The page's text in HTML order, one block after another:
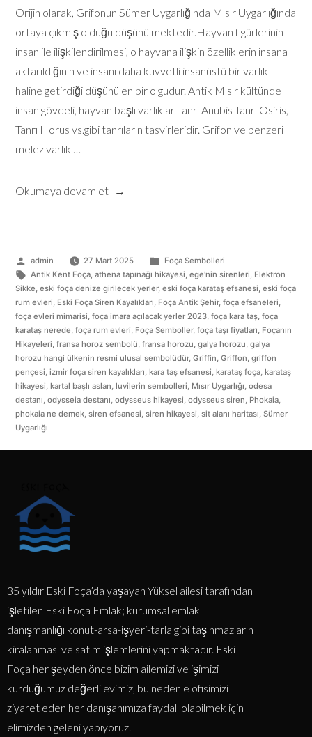
Orijin olarak, Grifonun Sümer Uygarlığında Mısır Uygarlığında
ortaya çıkmış olduğu düşünülmektedir.Hayvan figürlerinin
insan ile ilişkilendirilmesi, o hayvana ilişkin özelliklerin insana
aktarıldığının ve insanı daha kuvvetli insanüstü bir varlık
haline getirdiği düşünülen bir olgudur. Antik Mısır kültünde
insan gövdeli, hayvan başlı varlıklar Tanrı Anubis Tanrı Osiris,
Tanrı Horus vs.gibi tanrıların tasvirleridir. Grifon ve benzeri
melez varlık …
Okumaya devam et
admin 27 Mart 2025
Foça Sembolleri
Antik Kent Foça, athena tapınağı hikayesi, ege'nin sirenleri, Elektron
Sikke, eski foça denize girilecek yerler, eski foça karataş efsanesi, eski foça
rum evleri, Eski Foça Siren Kayalıkları, Foça Antik Şehir, foça efsaneleri,
foça evleri mimarisi, foça imara açılacak yerler 2023, foça kara taş, foça
karataş nerede, foça rum evleri, Foça Semboller, foça taşı fiyatları, Foçanın
Hikayeleri, fransa horoz sembolü, fransa horozu, galya horozu, galya
horozu hangi ülkenin resmi ulusal sembolüdür, Griffin, Griffon, griffon
pençesi, izmir foça siren kayalıkları, kara taş efsanesi, karataş foça, karataş
hikayesi, kartal başlı aslan, luvilerin sembolleri, Mısır Uygarlığı, odesa
destanı, odysseia destanı, odysseus hikayesi, odysseus siren, Phokaia,
phokaia ne demek, siren efsanesi, siren hikayesi, sit alanı haritası, Sümer
Uygarlığı
35 yıldır Eski Foça’da yaşayan Yüksel ailesi tarafından
işletilen Eski Foça Emlak; kurumsal emlak
danışmanlığı konut-arsa-işyeri-tarla gibi taşınmazların
kiralanması ve satım işlemlerini yapmaktadır. Eski
Foça her şeyden önce bizim ailemizi ve işimizi
kurduğumuz değerli evimiz, bu nedenle ofisimizi
ziyaret eden her danışanımıza faydalı olabilmek için
elimizden geleni yapıyoruz.